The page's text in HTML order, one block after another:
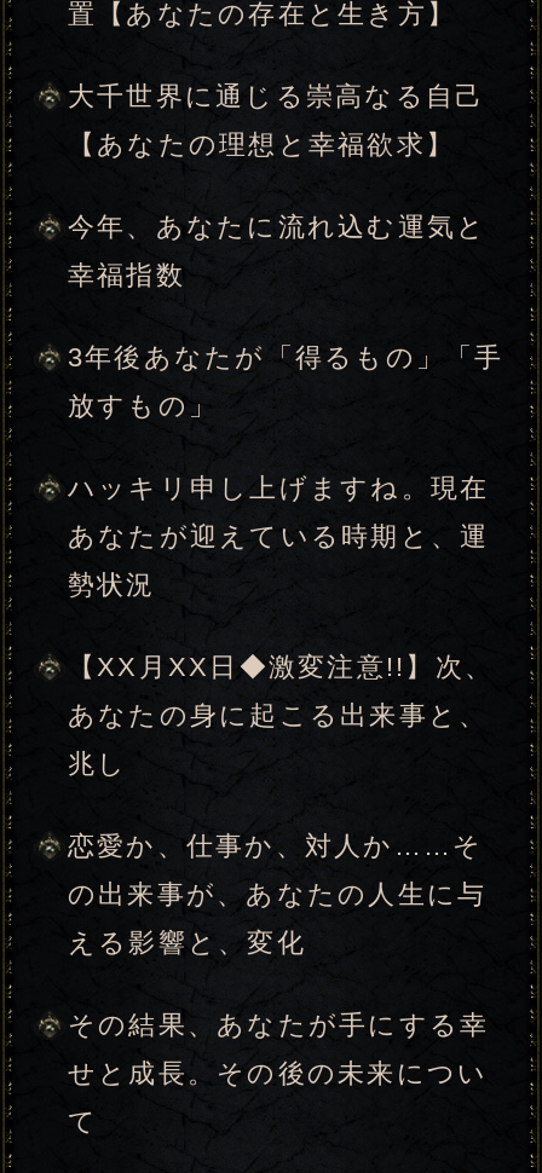
あなたの身に起こる出来事と、
恋愛か、仕事か、対人か……そ
の出来事が、あなたの人生に与
その結果、あなたが手にする幸
せと成長。その後の未来につい
あなたが今の時期、最大の幸せ
を引き寄せるためにすべきこと
破り、本来の姿を解放する【新
生と決断の贖状符】
あなたについて教えて下さい
みょうじ
なまえ
※みょうじとなまえは、それぞれ全角8
性別
女性 男性
入力した情報を記録しますか？